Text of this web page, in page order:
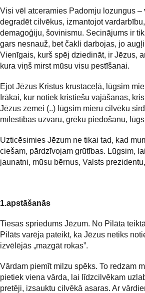
Visi vēl atceramies Padomju lozungus
degradēt cilvēkus, izmantojot
demagoģiju, šovinismu. Secinājums ir
gars nesnauž, bet čakli darbojas, jo
Vienīgais, kurš spēj dziedināt, ir Jēzus,
kura viņš mirst mūsu visu pestīšanai.
Ejot Jēzus Kristus krustaceļā, lūgsim
Irākai, kur notiek kristiešu vajāšanas,
Jēzus zemei (..) lūgsim mieru cilvēku
mīlestības uzvaru, grēku piedošanu,
Uzticēsimies Jēzum ne tikai tad, kad
ciešam, pārdzīvojam grūtības. Lūgsim,
jaunatni, mūsu bērnus, Valsts
1.apstāšanās
Tiesas spriedums Jēzum. No Pilāta
Pilāts varēja pateikt, ka Jēzus netiks
izvēlējās „mazgāt rokas”.
Vārdam piemīt milzu spēks. To redzam
pietiek viena vārda, lai līdzcilvēkam
pretēji, izsauktu cilvēkā asaras. Ar